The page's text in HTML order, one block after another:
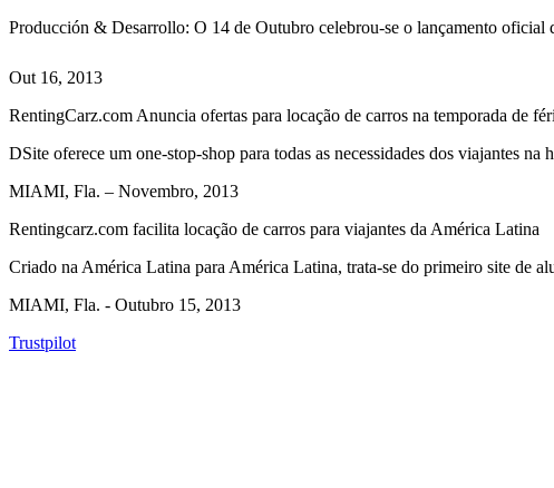
Producción & Desarrollo: O 14 de Outubro celebrou-se o lançamento
Out 16, 2013
RentingCarz.com Anuncia ofertas para locação de carros na temporada de
DSite oferece um one-stop-shop para todas as necessidades dos viajantes na
MIAMI, Fla. – Novembro, 2013
Rentingcarz.com facilita locação de carros para viajantes da América Latina
Criado na América Latina para América Latina, trata-se do primeiro site de
MIAMI, Fla. - Outubro 15, 2013
Trustpilot